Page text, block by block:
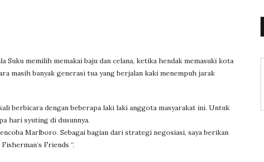
Suku memilih memakai baju dan celana, ketika hendak memasuki kota
masih banyak generasi tua yang berjalan kaki menempuh jarak
berbicara dengan beberapa laki laki anggota masyarakat ini. Untuk
hari syuting di dusunnya.
Marlboro. Sebagai bagian dari strategi negosiasi, saya berikan
Friends “.